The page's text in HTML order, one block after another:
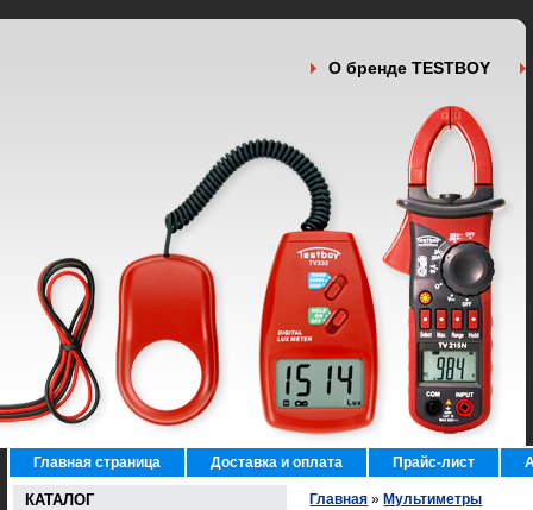
О бренде TESTBOY
Главная страница Доставка и оплата Прайс-лист
КАТАЛОГ Главная » Мультиметры